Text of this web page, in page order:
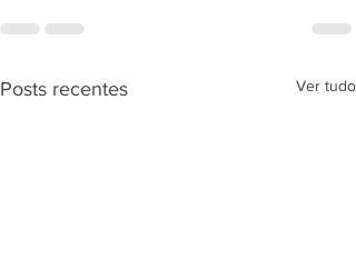
Posts recentes Ver tudo